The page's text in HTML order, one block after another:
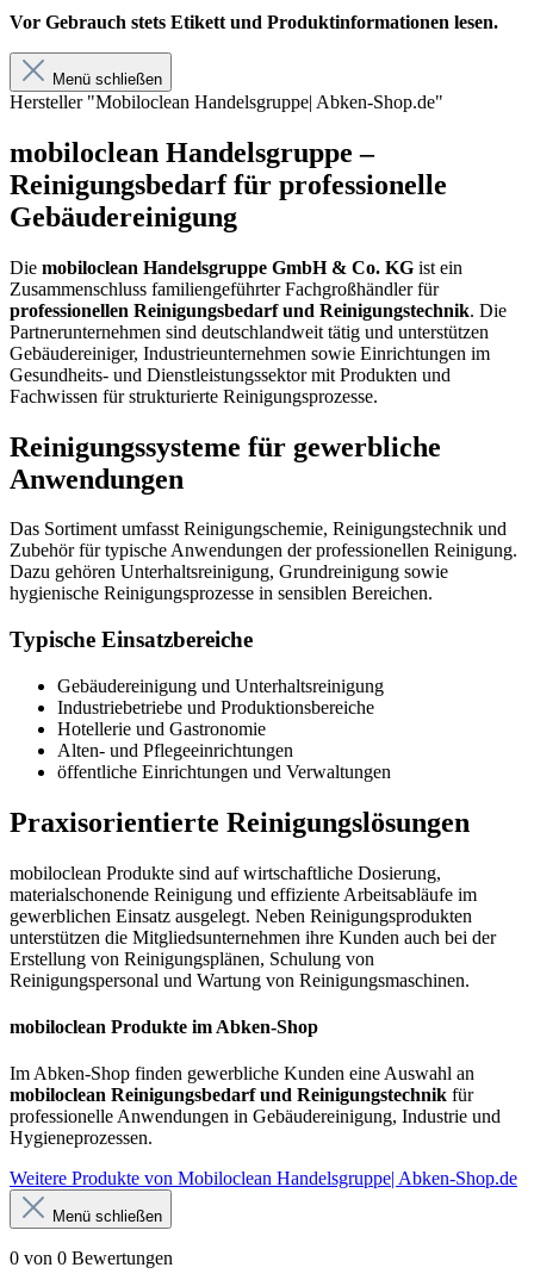
Vor Gebrauch stets Etikett und Produktinformationen lesen.
Menü schließen
Hersteller "Mobiloclean Handelsgruppe| Abken-Shop.de"
mobiloclean Handelsgruppe –
Reinigungsbedarf für professionelle
Gebäudereinigung
Die mobiloclean Handelsgruppe GmbH & Co. KG ist ein
Zusammenschluss familiengeführter Fachgroßhändler für
professionellen Reinigungsbedarf und Reinigungstechnik. Die
Partnerunternehmen sind deutschlandweit tätig und unterstützen
Gebäudereiniger, Industrieunternehmen sowie Einrichtungen im
Gesundheits- und Dienstleistungssektor mit Produkten und
Fachwissen für strukturierte Reinigungsprozesse.
Reinigungssysteme für gewerbliche
Anwendungen
Das Sortiment umfasst Reinigungschemie, Reinigungstechnik und
Zubehör für typische Anwendungen der professionellen Reinigung.
Dazu gehören Unterhaltsreinigung, Grundreinigung sowie
hygienische Reinigungsprozesse in sensiblen Bereichen.
Typische Einsatzbereiche
Gebäudereinigung und Unterhaltsreinigung
Industriebetriebe und Produktionsbereiche
Hotellerie und Gastronomie
Alten- und Pflegeeinrichtungen
öffentliche Einrichtungen und Verwaltungen
Praxisorientierte Reinigungslösungen
mobiloclean Produkte sind auf wirtschaftliche Dosierung,
materialschonende Reinigung und effiziente Arbeitsabläufe im
gewerblichen Einsatz ausgelegt. Neben Reinigungsprodukten
unterstützen die Mitgliedsunternehmen ihre Kunden auch bei der
Erstellung von Reinigungsplänen, Schulung von
Reinigungspersonal und Wartung von Reinigungsmaschinen.
mobiloclean Produkte im Abken-Shop
Im Abken-Shop finden gewerbliche Kunden eine Auswahl an
mobiloclean Reinigungsbedarf und Reinigungstechnik für
professionelle Anwendungen in Gebäudereinigung, Industrie und
Hygieneprozessen.
Weitere Produkte von Mobiloclean Handelsgruppe| Abken-Shop.de
Menü schließen
0 von 0 Bewertungen